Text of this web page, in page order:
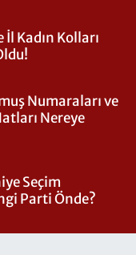
Kadın Kolları
Numaraları ve
Nereye
Seçim
Parti Önde?